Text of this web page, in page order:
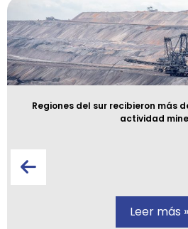
Regiones del sur recibieron más
actividad
Leer más »